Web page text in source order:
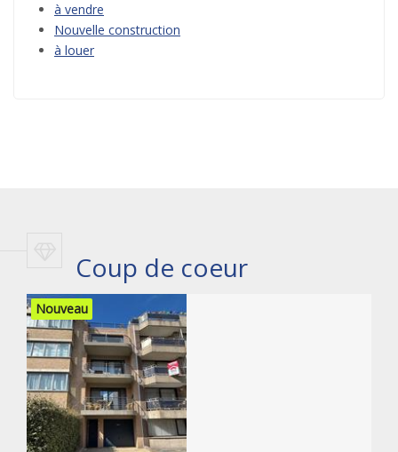
à vendre
Nouvelle construction
à louer
Coup de coeur
Nouveau